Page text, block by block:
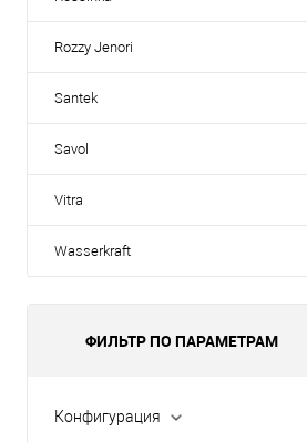
Rozzy Jenori
Santek
Savol
Vitra
Wasserkraft
ФИЛЬТР ПО ПАРАМЕТРАМ
Конфигурация